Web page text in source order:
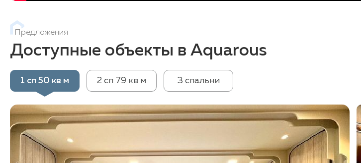
Предложения
Доступные объекты в Aquarous
1 сп 50 кв м 2 сп 79 кв м 3 спальни